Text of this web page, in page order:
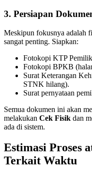
3. Persiapan
Meskipun fokusnya adalah
sangat penting. Siapkan:
Fotokopi KTP
Fotokopi BPKB
Surat Keterangan
STNK hilang).
Surat pernyataan
Semua dokumen ini akan
melakukan Cek Fisik dan
ada di sistem.
Estimasi Proses
Terkait Waktu